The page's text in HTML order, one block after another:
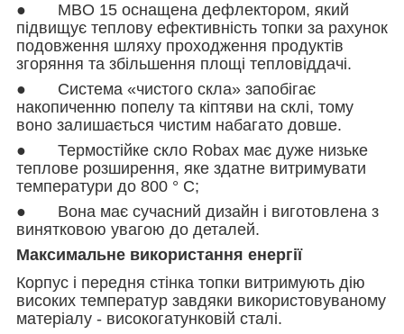
● MBO 15 оснащена дефлектором, який
підвищує теплову ефективність топки за рахунок
подовження шляху проходження продуктів
згоряння та збільшення площі тепловіддачі.
● Система «чистого скла» запобігає
накопиченню попелу та кіптяви на склі, тому
воно залишається чистим набагато довше.
● Термостійке скло Robax має дуже низьке
теплове розширення, яке здатне витримувати
температури до 800 ° C;
● Вона має сучасний дизайн і виготовлена з
винятковою увагою до деталей.
Максимальне використання енергії
Корпус і передня стінка топки витримують дію
високих температур завдяки використовуваному
матеріалу - високогатунковій сталі.